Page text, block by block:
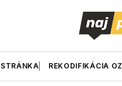
REKODIFIKÁCIA OZ